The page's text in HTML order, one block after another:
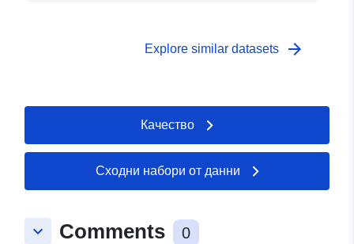
Explore similar datasets arrow_forward
Качество
Сходни набори от данни
keyboard_arrow_down Comments 0